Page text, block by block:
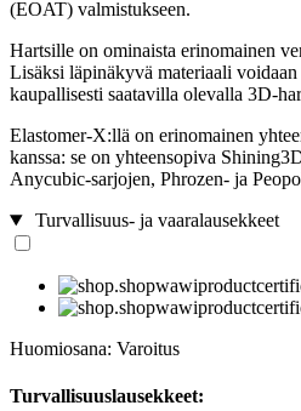
(EOAT) valmistukseen.
Hartsille on ominaista erinomainen
Lisäksi läpinäkyvä materiaali voidaan
kaupallisesti saatavilla olevalla 3D-
Elastomer-X:llä on erinomainen
kanssa: se on yhteensopiva
Anycubic-sarjojen, Phrozen- ja
Turvallisuus- ja vaaralausekkeet
Huomiosana: Varoitus
Turvallisuuslausekkeet: